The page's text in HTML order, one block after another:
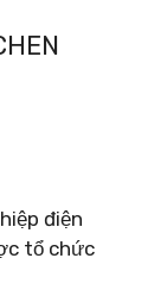
điện
tổ chức